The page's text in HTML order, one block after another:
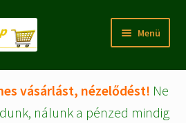
Menü
vásárlást, nézelődést! Ne
nálunk a pénzed mindig